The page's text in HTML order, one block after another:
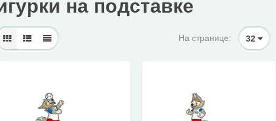
на подставке
На странице: 32